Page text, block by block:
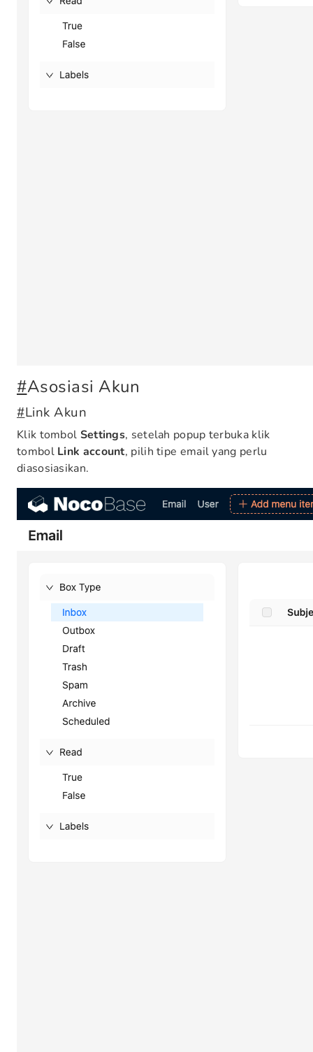
#Asosiasi Akun
#Link Akun
Klik tombol Settings, setelah popup terbuka klik
tombol Link account, pilih tipe email yang perlu
diasosiasikan.